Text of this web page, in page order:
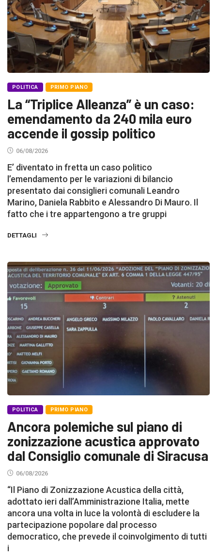
POLITICA PRIMO PIANO
La “Triplice Alleanza” è un caso:
emendamento da 240 mila euro
accende il gossip politico
06/08/2026
E’ diventato in fretta un caso politico
l’emendamento per le variazioni di bilancio
presentato dai consiglieri comunali Leandro
Marino, Daniela Rabbito e Alessandro Di Mauro. Il
fatto che i tre appartengono a tre gruppi
DETTAGLI
POLITICA PRIMO PIANO
Ancora polemiche sul piano di
zonizzazione acustica approvato
dal Consiglio comunale di Siracusa
06/08/2026
“Il Piano di Zonizzazione Acustica della città,
adottato ieri dall’Amministrazione Italia, mette
ancora una volta in luce la volontà di escludere la
partecipazione popolare dal processo
democratico, che prevede il coinvolgimento di tutti
i